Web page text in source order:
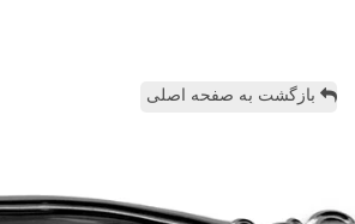
بازگشت به صفحه اصلی